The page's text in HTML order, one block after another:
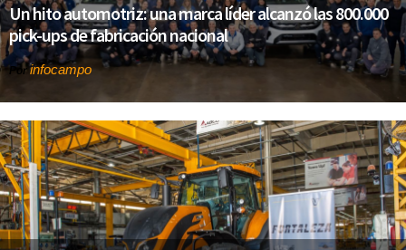
Un hito automotriz: una marca líder alcanzó las 800.000
pick-ups de fabricación nacional
Porinfocampo